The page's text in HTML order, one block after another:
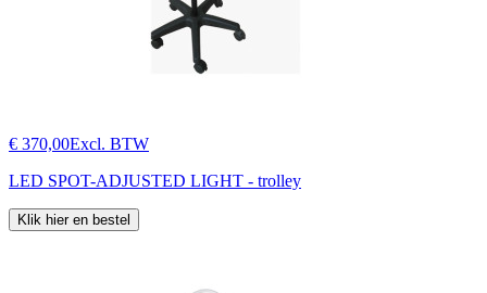
€ 370,00Excl. BTW
LED SPOT-ADJUSTED LIGHT - trolley
Klik hier en bestel